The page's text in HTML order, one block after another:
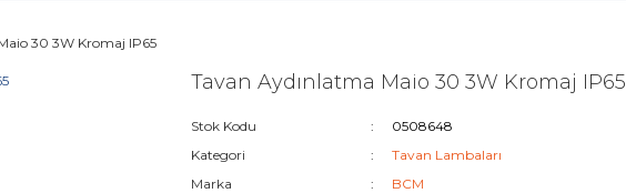
30 3W Kromaj IP65
Tavan Aydınlatma Maio 30 3W Kromaj IP65
Stok Kodu
0508648
Kategori
Tavan Lambaları
Marka
BCM